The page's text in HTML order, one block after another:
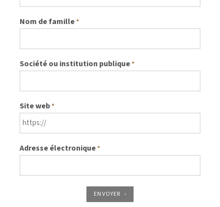
Nom de famille*
Société ou institution publique*
Site web*
Adresse électronique*
ENVOYER